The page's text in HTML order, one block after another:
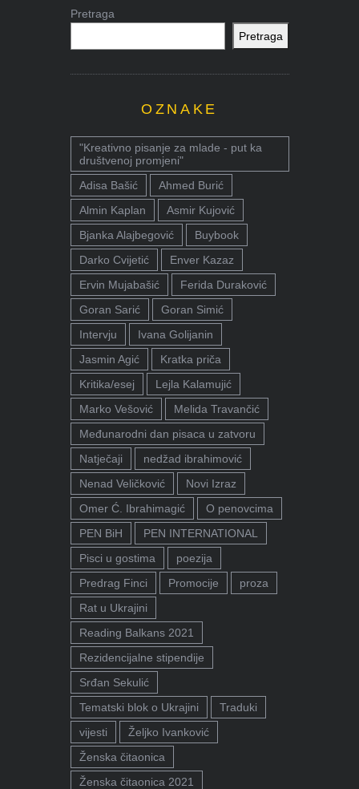
Pretraga
Pretraga
OZNAKE
"Kreativno pisanje za mlade - put ka
društvenoj promjeni"
Adisa Bašić
Ahmed Burić
Almin Kaplan
Asmir Kujović
Bjanka Alajbegović
Buybook
Darko Cvijetić
Enver Kazaz
Ervin Mujabašić
Ferida Duraković
Goran Sarić
Goran Simić
Intervju
Ivana Golijanin
Jasmin Agić
Kratka priča
Kritika/esej
Lejla Kalamujić
Marko Vešović
Melida Travančić
Međunarodni dan pisaca u zatvoru
Natječaji
nedžad ibrahimović
Nenad Veličković
Novi Izraz
Omer Ć. Ibrahimagić
O penovcima
PEN BiH
PEN INTERNATIONAL
Pisci u gostima
poezija
Predrag Finci
Promocije
proza
Rat u Ukrajini
Reading Balkans 2021
Rezidencijalne stipendije
Srđan Sekulić
Tematski blok o Ukrajini
Traduki
vijesti
Željko Ivanković
Ženska čitaonica
Ženska čitaonica 2021